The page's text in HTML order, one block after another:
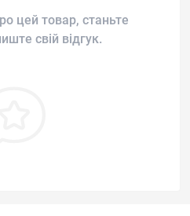
цей товар, станьте
свій відгук.